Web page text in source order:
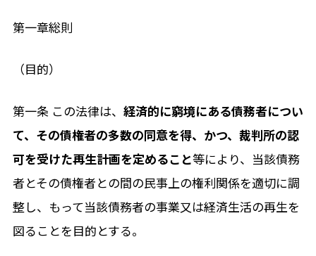
第一章総則
（目的）
第一条 この法律は、 経済的に窮境にある債務者につい
て、その債権者の多数の同意を得、かつ、裁判所の認
可を受けた再生計画を定めること等により、当該債務
者とその債権者との間の民事上の権利関係を適切に調
整し、もって当該債務者の事業又は経済生活の再生を
図ることを目的とする。